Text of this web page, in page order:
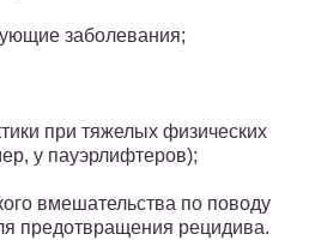
заболевания;
при тяжелых физических
у пауэрлифтеров);
вмешательства по поводу
предотвращения рецидива.